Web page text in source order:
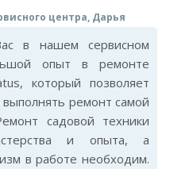
центра, Дарья
в нашем сервисном
опыт в ремонте
который позволяет
ремонт самой
садовой техники
и опыта, а
в работе необходим.